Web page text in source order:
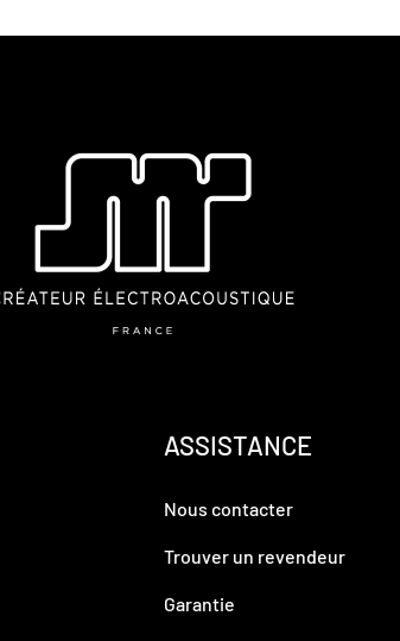
ASSISTANCE
Nous contacter
Trouver un revendeur
Garantie